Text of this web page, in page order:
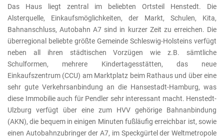
Das Haus liegt zentral im beliebten Ortsteil Henstedt. Die
Alsterquelle, Einkaufsmöglichkeiten, der Markt, Schulen, Kita,
Bahnanschluss, Autobahn A7 sind in kurzer Zeit zu erreichen. Die
überregional beliebte größte Gemeinde Schleswig-Holsteins verfügt
neben all ihren städtischen Vorzügen wie z.B. sämtliche
Schulformen, mehrere Kindertagesstätten, das neue
Einkaufszentrum (CCU) am Marktplatz beim Rathaus und über eine
sehr gute Verkehrsanbindung an die Hansestadt-Hamburg, was
diese Immobilie auch für Pendler sehr interessant macht. Henstedt-
Ulzburg verfügt über eine zum HVV gehörige Bahnanbindung
(AKN), die bequem in einigen Minuten fußläufig erreichbar ist, sowie
einen Autobahnzubringer der A7, im Speckgürtel der Weltmetropole